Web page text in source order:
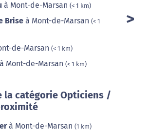
à Mont-de-Marsan (< 1 km)
Brise à Mont-de-Marsan (< 1
de-Marsan (< 1 km)
à Mont-de-Marsan (< 1 km)
la catégorie Opticiens /
à Mont-de-Marsan (1 km)